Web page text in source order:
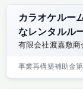
カラオケルー
なレンタルル
有限会社渡嘉敷商
事業再構築補助金